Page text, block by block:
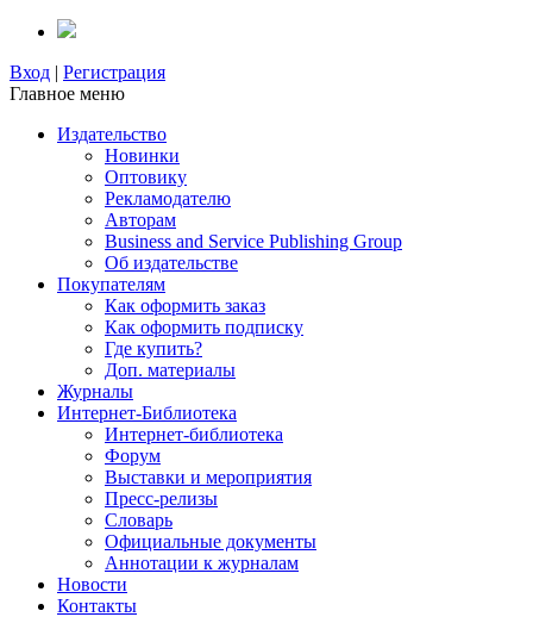
Вход | Регистрация
Главное меню
Издательство
Новинки
Оптовику
Рекламодателю
Авторам
Business and Service Publishing Group
Об издательстве
Покупателям
Как оформить заказ
Как оформить подписку
Где купить?
Доп. материалы
Журналы
Интернет-Библиотека
Интернет-библиотека
Форум
Выставки и мероприятия
Пресс-релизы
Словарь
Официальные документы
Аннотации к журналам
Новости
Контакты